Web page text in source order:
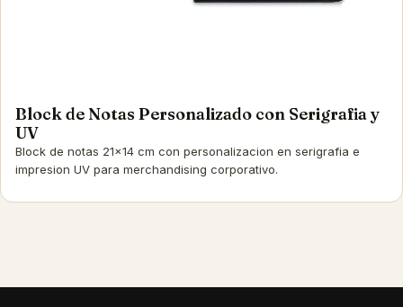
Block de Notas Personalizado con Serigrafia y
UV
Block de notas 21x14 cm con personalizacion en serigrafia e
impresion UV para merchandising corporativo.